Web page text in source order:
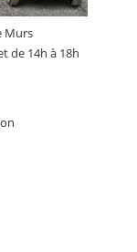
Murs
de 14h à 18h